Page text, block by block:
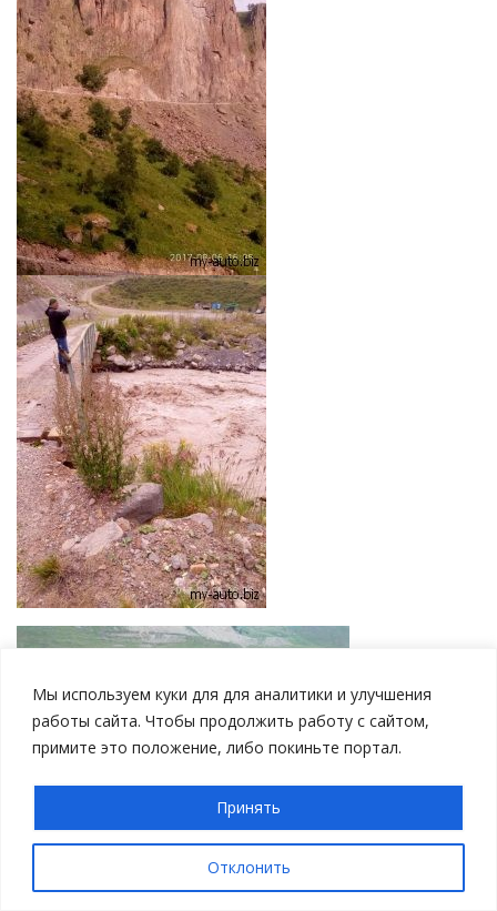
Мы используем куки для для аналитики и улучшения
работы сайта. Чтобы продолжить работу с сайтом,
примите это положение, либо покиньте портал.
Отклонить
Принять